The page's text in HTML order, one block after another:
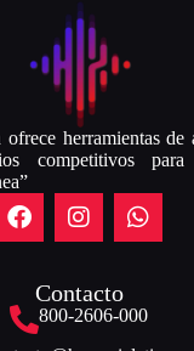
herramientas de
competitivos
Contacto
800-2606-000